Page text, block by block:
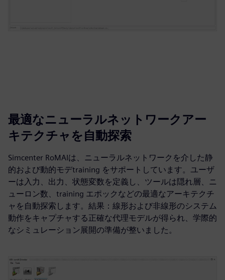
最適なニューラルネットワークアー
キテクチャを自動探索
Simcenter RoMAIは、ニューラルネットワークを介した静
的および動的モデtraining をサポートしています。ユーザ
ーは入力、出力、状態変数を定義し、ツールは隠れ層、ニ
ューロン数、training エポックなどの最適なアーキテクチ
ャを自動探索します。結果：線形および非線形のシステム
動作をキャプチャする正確な代理モデルが得られ、学際的
なシミュレーション展開の準備が整いました。